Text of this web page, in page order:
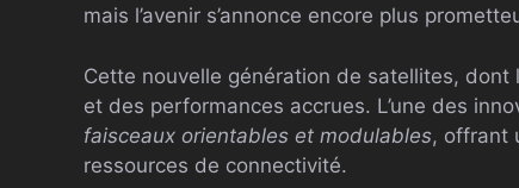
mais l’avenir s’annonce encore plus
Cette nouvelle génération de satellites,
et des performances accrues. L’une des
faisceaux orientables et modulables, offrant
ressources de connectivité.